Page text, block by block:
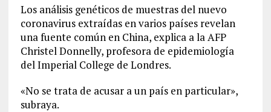
Los análisis genéticos de muestras del nuevo
coronavirus extraídas en varios países revelan
una fuente común en China, explica a la AFP
Christel Donnelly, profesora de epidemiología
del Imperial College de Londres.
«No se trata de acusar a un país en particular»,
subraya.